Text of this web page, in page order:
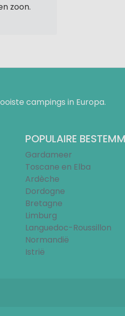
zoon.
campings in Europa.
POPULAIRE
Gardameer
Toscane en Elba
Ardèche
Dordogne
Bretagne
Limburg
Languedoc-Roussillon
Normandië
Istrië